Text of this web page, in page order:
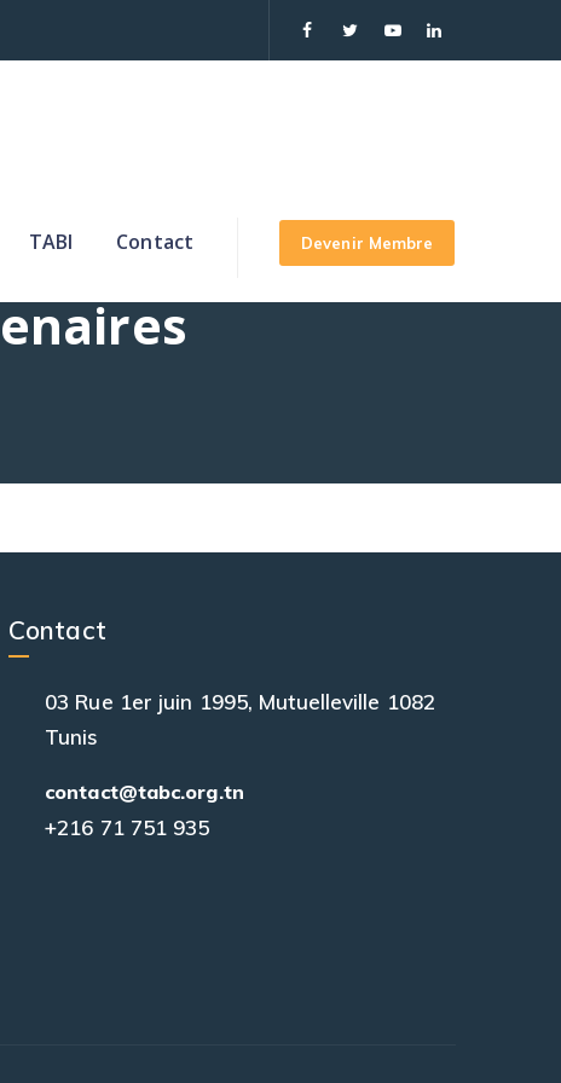
Devenir Membre
TABI Contact
Contact
03 Rue 1er juin 1995, Mutuelleville 1082
Tunis
contact@tabc.org.tn
+216 71 751 935